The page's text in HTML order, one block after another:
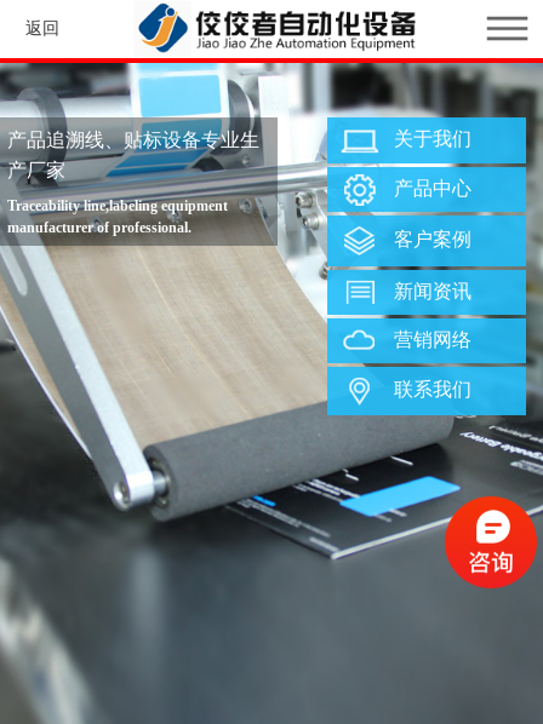
返回
产品追溯线、贴标设备专业生
产厂家
Traceability line,labeling equipment
manufacturer of professional.
关于我们
产品中心
客户案例
新闻资讯
营销网络
联系我们